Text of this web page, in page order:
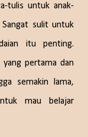
tulis untuk anak-
sulit untuk
itu penting.
yang pertama dan
semakin lama,
mau belajar